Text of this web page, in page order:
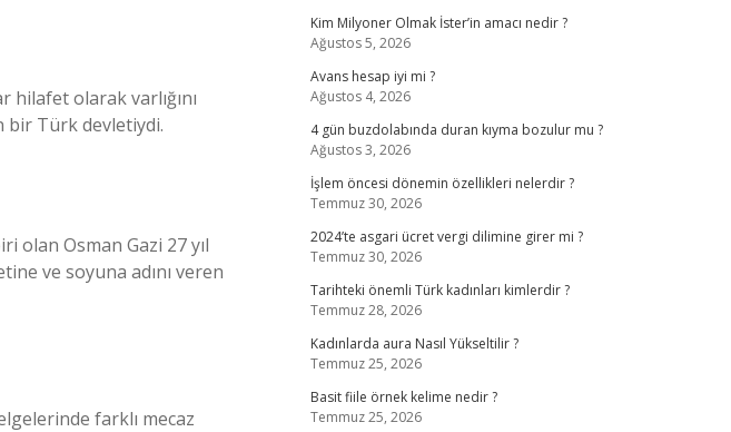
hilafet olarak varlığını
bir Türk devletiydi.
olan Osman Gazi 27 yıl
ve soyuna adını veren
farklı mecaz
Kim Milyoner Olmak İster’in amacı nedir ?
Ağustos 5, 2026
Avans hesap iyi mi ?
Ağustos 4, 2026
4 gün buzdolabında duran kıyma bozulur mu ?
Ağustos 3, 2026
İşlem öncesi dönemin özellikleri nelerdir ?
Temmuz 30, 2026
2024’te asgari ücret vergi dilimine girer mi ?
Temmuz 30, 2026
Tarihteki önemli Türk kadınları kimlerdir ?
Temmuz 28, 2026
Kadınlarda aura Nasıl Yükseltilir ?
Temmuz 25, 2026
Basit fiile örnek kelime nedir ?
Temmuz 25, 2026